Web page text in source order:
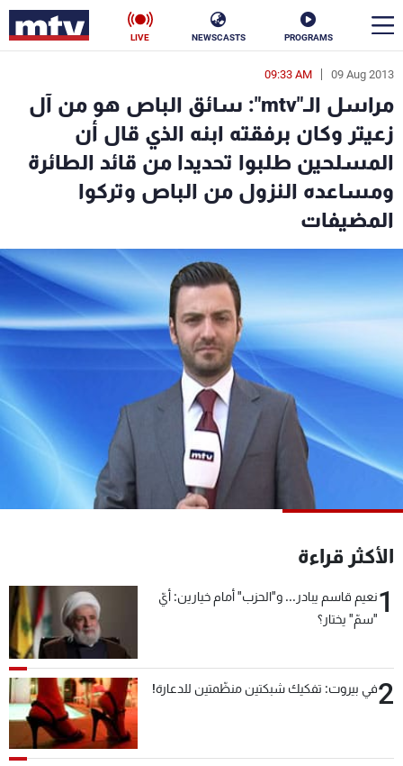
PROGRAMS
NEWSCASTS
LIVE
09 Aug 2013
09:33 AM
مراسل الـ"mtv": سائق الباص هو من آل
زعيتر وكان برفقته ابنه الذي قال أن
المسلحين طلبوا تحديدا من قائد الطائرة
ومساعده النزول من الباص وتركوا
المضيفات
الأكثر قراءة
1نعيم قاسم يبادر... و"الحزب" أمام خيارين: أيّ
"سمّ" يختار؟
2في بيروت: تفكيك شبكتين منظّمتين للدعارة!
en
الأخبار
سياسة ناس
إقتصاد فن
منوعات رياضة
كأس العالم
البرامج
جدول البرامج
شاهد البرامج
الترددات
عن MTV
لاعلاناتكم
وظائف